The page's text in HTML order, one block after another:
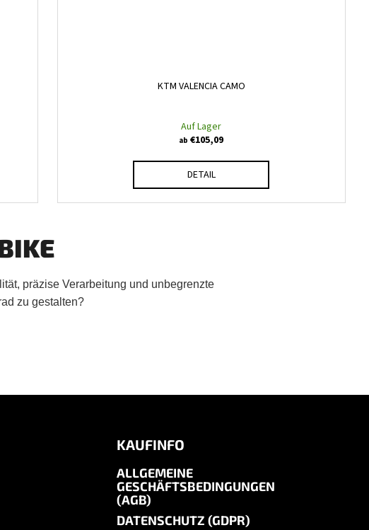
KTM VALENCIA CAMO
Auf Lager
ab €105,09
DETAIL
präzise Verarbeitung und unbegrenzte
zu gestalten?
KAUFINFO
ALLGEMEINE
GESCHÄFTSBEDINGUNGEN
(AGB)
DATENSCHUTZ (GDPR)